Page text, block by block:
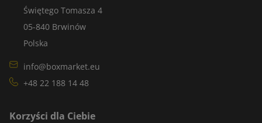
Świętego Tomasza 4
05-840 Brwinów
Polska
info@boxmarket.eu
+48 22 188 14 48
Korzyści dla Ciebie